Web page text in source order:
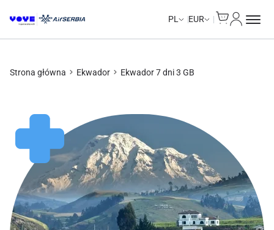
PL EUR
Strona główna Ekwador Ekwador 7 dni 3 GB